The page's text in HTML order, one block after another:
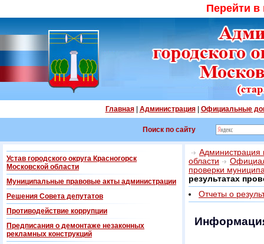
Перейти
Главная| Администрация| Официальные
Поиск по сайту
Устав городского округа Красногорск
Московской области
Муниципальные правовые акты администрации
Решения Совета депутатов
Противодействие коррупции
Предписания о демонтаже незаконных
рекламных конструкций
Администрация
области
проверки
результатах
Отчеты о